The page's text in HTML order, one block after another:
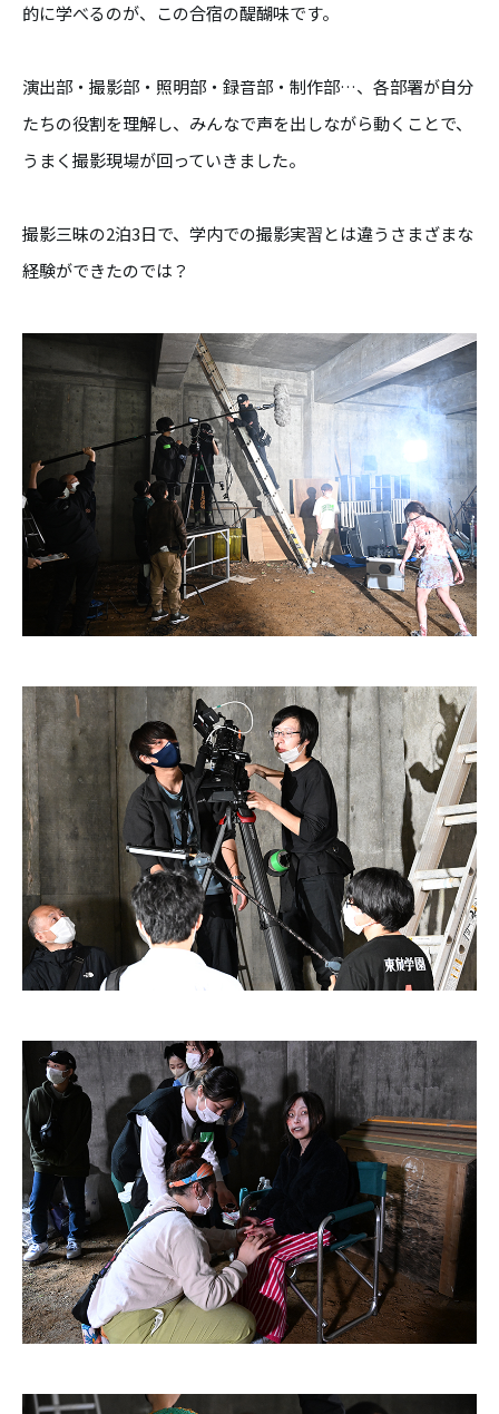
的に学べるのが、この合宿の醍醐味です。
演出部・撮影部・照明部・録音部・制作部…、各部署が自分
たちの役割を理解し、みんなで声を出しながら動くことで、
うまく撮影現場が回っていきました。
撮影三昧の2泊3日で、学内での撮影実習とは違うさまざまな
経験ができたのでは？